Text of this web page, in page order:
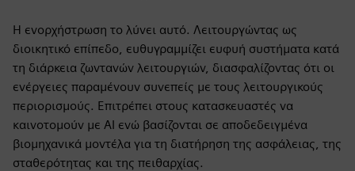
Η ενορχήστρωση το λύνει αυτό. Λειτουργώντας ως
διοικητικό επίπεδο, ευθυγραμμίζει ευφυή συστήματα κατά
τη διάρκεια ζωντανών λειτουργιών, διασφαλίζοντας ότι οι
ενέργειες παραμένουν συνεπείς με τους λειτουργικούς
περιορισμούς. Επιτρέπει στους κατασκευαστές να
καινοτομούν με AI ενώ βασίζονται σε αποδεδειγμένα
βιομηχανικά μοντέλα για τη διατήρηση της ασφάλειας, της
σταθερότητας και της πειθαρχίας.